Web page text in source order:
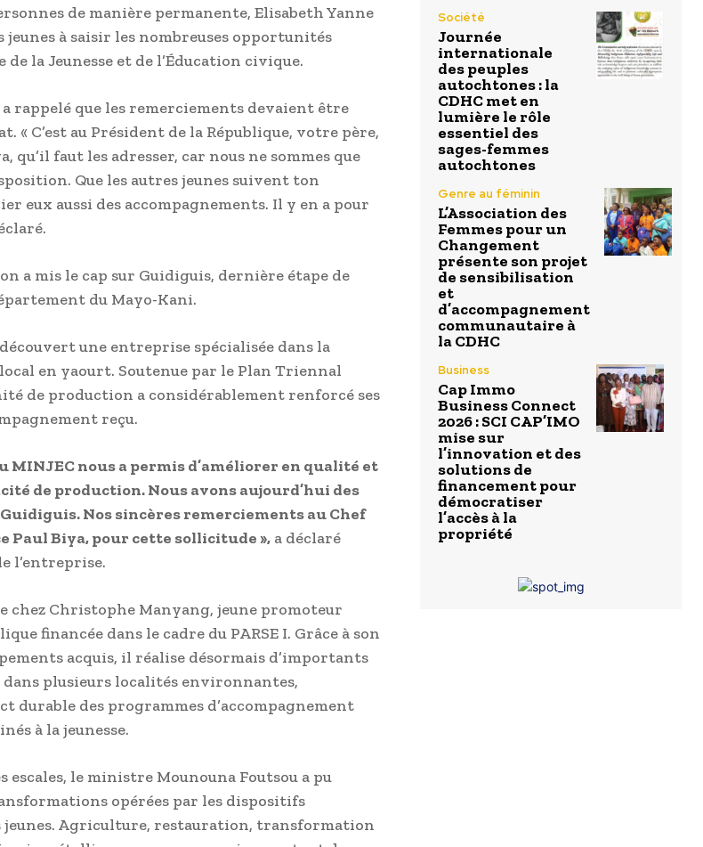
de manière permanente, Elisabeth Yanne
jeunes à saisir les nombreuses opportunités
la Jeunesse et de l’Éducation civique.
rappelé que les remerciements devaient être
« C’est au Président de la République, votre père,
qu’il faut les adresser, car nous ne sommes que
Que les autres jeunes suivent ton
eux aussi des accompagnements. Il y en a pour
a mis le cap sur Guidiguis, dernière étape de
du Mayo-Kani.
une entreprise spécialisée dans la
en yaourt. Soutenue par le Plan Triennal
de production a considérablement renforcé ses
reçu.
MINJEC nous a permis d’améliorer en qualité et
de production. Nous avons aujourd’hui des
Nos sincères remerciements au Chef
Paul Biya, pour cette sollicitude », a déclaré
l’entreprise.
chez Christophe Manyang, jeune promoteur
financée dans le cadre du PARSE I. Grâce à son
acquis, il réalise désormais d’importants
dans plusieurs localités environnantes,
durable des programmes d’accompagnement
à la jeunesse.
escales, le ministre Mounouna Foutsou a pu
opérées par les dispositifs
jeunes. Agriculture, restauration, transformation
Société
Journée
internationale
des peuples
autochtones : la
CDHC met en
lumière le rôle
essentiel des
sages-femmes
autochtones
Genre au féminin
L’Association des
Femmes pour un
Changement
présente son projet
de sensibilisation
et
d’accompagnement
communautaire à
la CDHC
Business
Cap Immo
Business Connect
2026 : SCI CAP’IMO
mise sur
l’innovation et des
solutions de
financement pour
démocratiser
l’accès à la
propriété